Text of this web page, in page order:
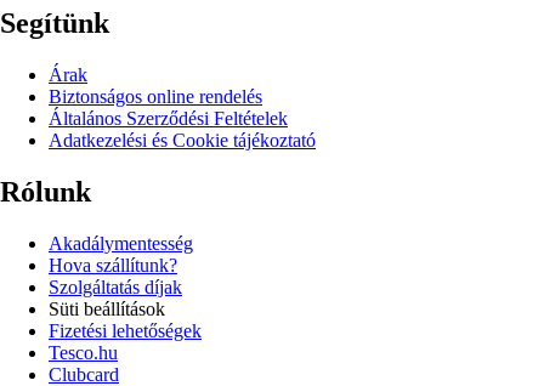
Segítünk
Árak
Biztonságos online rendelés
Általános Szerződési Feltételek
Adatkezelési és Cookie tájékoztató
Rólunk
Akadálymentesség
Hova szállítunk?
Szolgáltatás díjak
Süti beállítások
Fizetési lehetőségek
Tesco.hu
Clubcard